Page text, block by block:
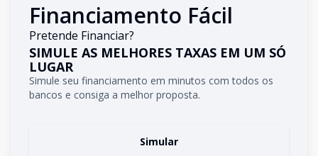
Financiamento Fácil
Pretende Financiar?
SIMULE AS MELHORES TAXAS EM UM SÓ
LUGAR
Simule seu financiamento em minutos com todos os
bancos e consiga a melhor proposta.
Simular